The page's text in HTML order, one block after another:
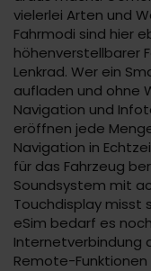
vielerlei Arten und
Fahrmodi sind hier
höhenverstellbarer
Lenkrad. Wer ein
aufladen und ohne
Navigation und
eröffnen jede
Navigation in
für das Fahrzeug
Soundsystem mit
Touchdisplay misst
eSim bedarf es
Internetverbindung
Remote-Funktionen